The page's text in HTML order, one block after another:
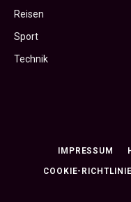
Reisen
Sport
Technik
IMPRESSUM
COOKIE-RICHTLINIE